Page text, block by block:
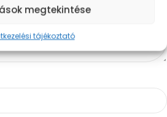
megtekintése
tájékoztató